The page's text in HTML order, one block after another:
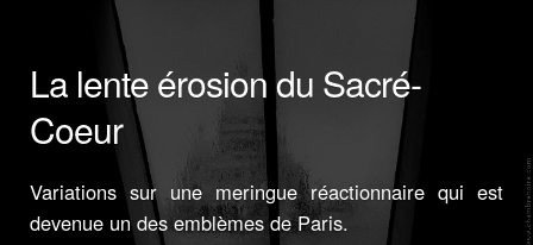
La lente érosion du Sacré-
Coeur
Variations sur une meringue réactionnaire qui est
devenue un des emblèmes de Paris.